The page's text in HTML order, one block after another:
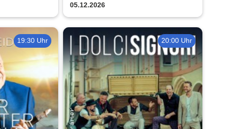
05.12.2026
19:30 Uhr 20:00 Uhr